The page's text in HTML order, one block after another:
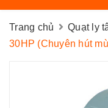
Trang chủ Quạt ly
30HP (Chuyên hút